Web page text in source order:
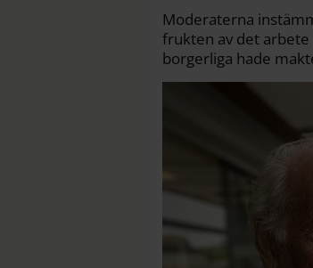
Moderaterna
frukten av det
borgerliga hade